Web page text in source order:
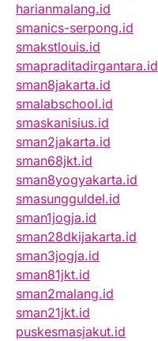
harianmalang.id
smanics-serpong.id
smakstlouis.id
smapraditadirgantara.id
sman8jakarta.id
smalabschool.id
smaskanisius.id
sman2jakarta.id
sman68jkt.id
sman8yogyakarta.id
smasungguldel.id
sman1jogja.id
sman28dkijakarta.id
sman3jogja.id
sman81jkt.id
sman2malang.id
sman21jkt.id
puskesmasjakut.id